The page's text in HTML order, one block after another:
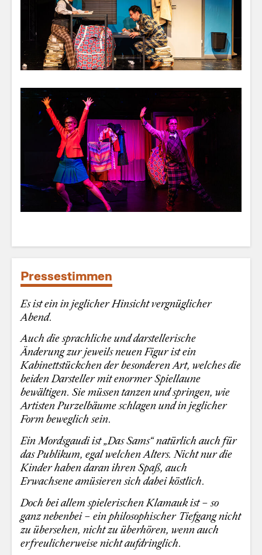
Pressestimmen
Es ist ein in jeglicher Hinsicht vergnüglicher
Abend.
Auch die sprachliche und darstellerische
Änderung zur jeweils neuen Figur ist ein
Kabinettstückchen der besonderen Art, welches die
beiden Darsteller mit enormer Spiellaune
bewältigen. Sie müssen tanzen und springen, wie
Artisten Purzelbäume schlagen und in jeglicher
Form beweglich sein.
Ein Mordsgaudi ist „Das Sams“ natürlich auch für
das Publikum, egal welchen Alters. Nicht nur die
Kinder haben daran ihren Spaß, auch
Erwachsene amüsieren sich dabei köstlich.
Doch bei allem spielerischen Klamauk ist – so
ganz nebenbei – ein philosophischer Tiefgang nicht
zu übersehen, nicht zu überhören, wenn auch
erfreulicherweise nicht aufdringlich.